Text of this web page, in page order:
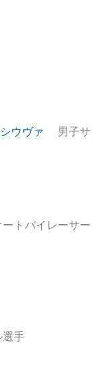
ウヴァ
男子サ
ートバイレーサー
選手